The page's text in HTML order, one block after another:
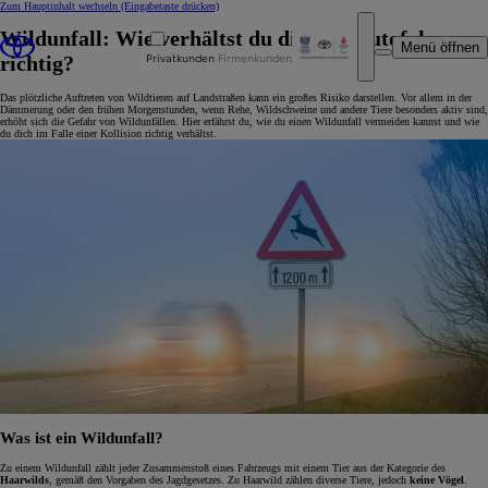
Zum Hauptinhalt wechseln (Eingabetaste drücken)
Privatkunden Firmenkunden
Menü öffnen
Wildunfall: Wie verhältst du dich als Autofahrer
richtig?
Das plötzliche Auftreten von Wildtieren auf Landstraßen kann ein großes Risiko darstellen. Vor allem in der
Dämmerung oder den frühen Morgenstunden, wenn Rehe, Wildschweine und andere Tiere besonders aktiv sind,
erhöht sich die Gefahr von Wildunfällen. Hier erfährst du, wie du einen Wildunfall vermeiden kannst und wie
du dich im Falle einer Kollision richtig verhältst.
Was ist ein Wildunfall?
Zu einem Wildunfall zählt jeder Zusammenstoß eines Fahrzeugs mit einem Tier aus der Kategorie des
Haarwilds , gemäß den Vorgaben des Jagdgesetzes. Zu Haarwild zählen diverse Tiere, jedoch keine Vögel